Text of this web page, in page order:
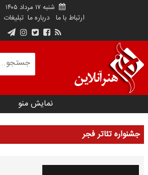
شنبه ۱۷ مرداد ۱۴۰۵
ارتباط با ما درباره ما تبلیغات
نمایش منو
جشنواره تئاتر فجر